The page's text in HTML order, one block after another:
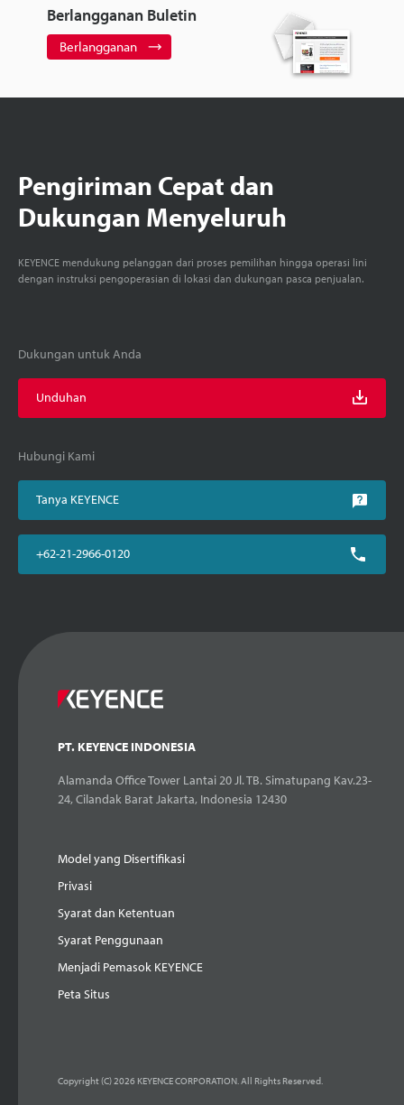
Berlangganan Buletin
Berlangganan
Pengiriman Cepat dan
Dukungan Menyeluruh
KEYENCE mendukung pelanggan dari proses pemilihan hingga operasi lini
dengan instruksi pengoperasian di lokasi dan dukungan pasca penjualan.
Dukungan untuk Anda
Unduhan
Hubungi Kami
Tanya KEYENCE
+62-21-2966-0120
PT. KEYENCE INDONESIA
Alamanda Office Tower Lantai 20 Jl. TB. Simatupang Kav.23-
24, Cilandak Barat Jakarta, Indonesia 12430
Model yang Disertifikasi
Privasi
Syarat dan Ketentuan
Syarat Penggunaan
Menjadi Pemasok KEYENCE
Peta Situs
Copyright (C) 2026 KEYENCE CORPORATION. All Rights Reserved.